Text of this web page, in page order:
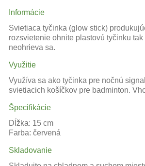
Informácie
Svietiaca tyčinka (glow stick)
rozsvietenie ohnite plastovú tyčinku
neohrieva sa.
Využitie
Využíva sa ako tyčinka pre nočnú
svietiacich košíčkov pre badminton.
Špecifikácie
Dĺžka: 15 cm
Farba: červená
Skladovanie